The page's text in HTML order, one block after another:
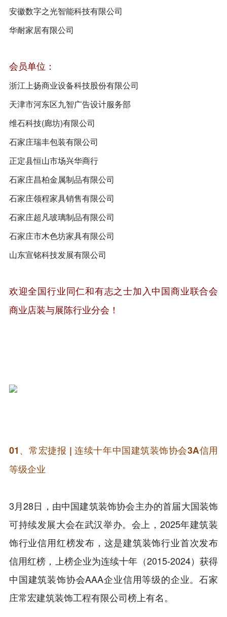
安徽数字之光智能科技有限公司
华耐家居有限公司
会员单位：
浙江上扬商业设备科技股份有限公司
天津市河东区九智广告设计服务部
维石科技(廊坊)有限公司
石家庄瑞丰包装有限公司
正定县恒山市场兴华商行
石家庄昌柏金属制品有限公司
石家庄领程家具销售有限公司
石家庄超凡玻璃制品有限公司
石家庄市木色坊家具有限公司
山东宣铭科技发展有限公司
欢迎全国行业同仁和有志之士加入中国商业联合会
商业店装与展陈行业分会 ！
01、常宏捷报 | 连续十年中国建筑装饰协会3A信用
等级企业
3月28日，由中国建筑装饰协会主办的首届大国装饰
可持续发展大会在武汉举办。会上，2025年建筑装
饰行业信用红榜发布，这是建筑装饰行业首次发布
信用红榜，上榜企业为连续十年（2015-2024）获得
中国建筑装饰协会AAA企业信用等级的企业。石家
庄常宏建筑装饰工程有限公司榜上有名。